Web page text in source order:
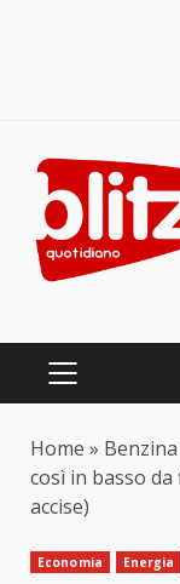
content
PRIMARY
Home »
così in basso
accise)
Economia Energia